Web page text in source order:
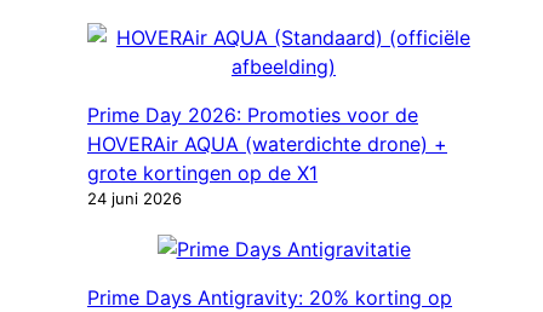
Prime Day 2026: Promoties voor de
HOVERAir AQUA (waterdichte drone) +
grote kortingen op de X1
24 juni 2026
Prime Days Antigravity: 20% korting op